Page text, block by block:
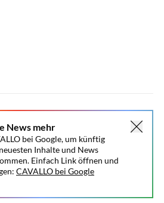
News mehr
bei Google, um künftig
Inhalte und News
Einfach Link öffnen und
CAVALLO bei Google